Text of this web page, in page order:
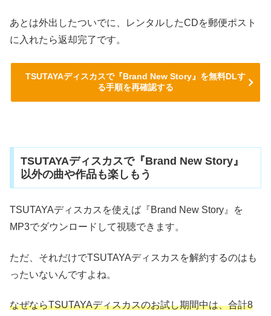
あとは外出したついでに、レンタルしたCDを郵便ポスト
に入れたら返却完了です。
TSUTAYAディスカスで『Brand New Story』を無料DLす
る手順を再確認する
TSUTAYAディスカスで『Brand New Story』
以外の曲や作品も楽しもう
TSUTAYAディスカスを使えば『Brand New Story』を
MP3でダウンロードして視聴できます。
ただ、それだけでTSUTAYAディスカスを解約するのはも
ったいないんですよね。
なぜならTSUTAYAディスカスのお試し期間中は、合計8